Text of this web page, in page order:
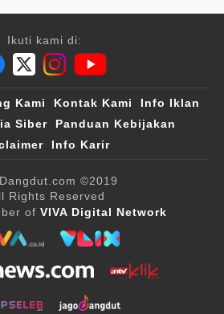
Ikuti kami di:
Kami Kontak Kami
Info Iklan
Siber
Panduan Kebijakan
Info Karir
©2019
Rights Reserved
of VIVA Digital Network